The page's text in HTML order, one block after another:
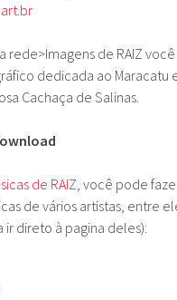
rede>Imagens de RAIZ
dedicada ao Maracatu
Cachaça de Salinas.
de RAIZ, você pode
de vários artistas, entre
ir direto à pagina deles):